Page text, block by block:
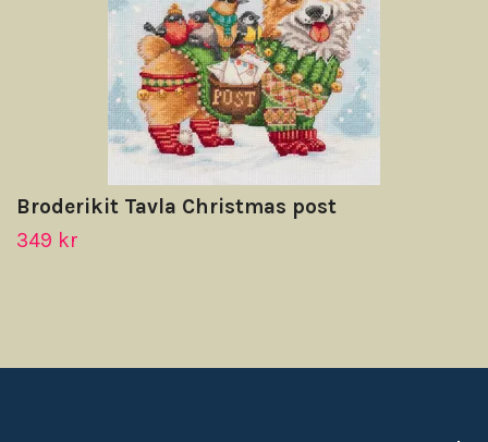
Broderikit Tavla Christmas post
349 kr